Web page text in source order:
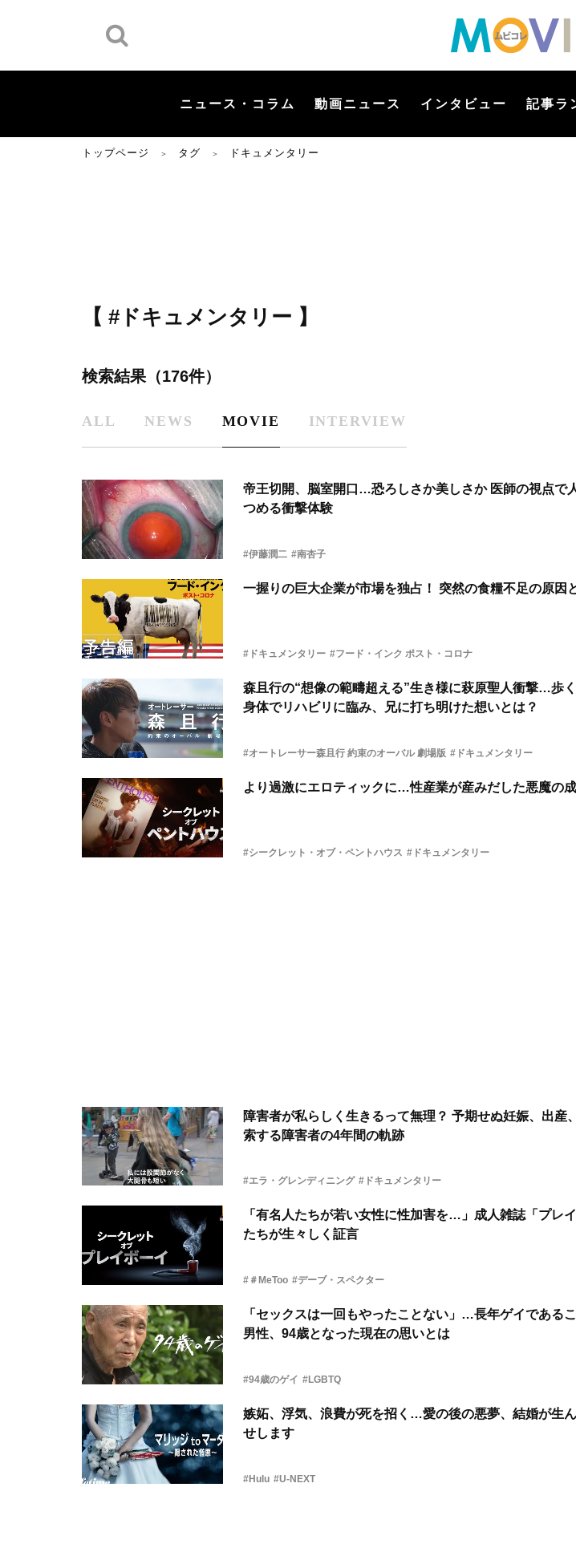
ニュース・コラム 動画ニュース インタビュー 記事ラ
トップページ ＞ タグ ＞ ドキュメンタリー
【 #ドキュメンタリー 】
検索結果（176件）
ALL NEWS MOVIE INTERVIEW
帝王切開、脳室開口…恐ろしさか美しさか 医師の視点で人体と病院の内部を見
つめる衝撃体験
#伊藤潤二 #南杏子
一握りの巨大企業が市場を独占！ 突然の食糧不足の原因
#ドキュメンタリー #フード・インク ポスト・コロナ
森且行の“想像の範疇超える”生き様に萩原聖人衝撃…歩
身体でリハビリに臨み、兄に打ち明けた想いとは？
#オートレーサー森且行 約束のオーバル 劇場版 #ドキュメンタリー
より過激にエロティックに…性産業が産みだした悪魔の
#シークレット・オブ・ペントハウス #ドキュメンタリー
障害者が私らしく生きるって無理？ 予期せぬ妊娠、出
索する障害者の4年間の軌跡
#エラ・グレンディニング #ドキュメンタリー
「有名人たちが若い女性に性加害を…」成人雑誌「プレ
たちが生々しく証言
#＃MeToo #デーブ・スペクター
「セックスは一回もやったことない」…長年ゲイである
男性、94歳となった現在の思いとは
#94歳のゲイ #LGBTQ
嫉妬、浮気、浪費が死を招く…愛の後の悪夢、結婚が生
せします
#Hulu #U-NEXT